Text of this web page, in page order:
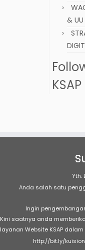
& UU
KSAP
Yth.
Anda salah satu
Ingin
Kini saatnya anda
layanan Website KSAP
http://bit.ly/